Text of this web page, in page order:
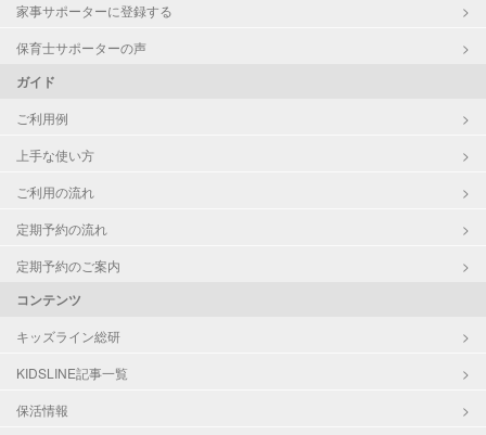
家事サポーターに登録する
保育士サポーターの声
ガイド
ご利用例
上手な使い方
ご利用の流れ
定期予約の流れ
定期予約のご案内
コンテンツ
キッズライン総研
KIDSLINE記事一覧
保活情報